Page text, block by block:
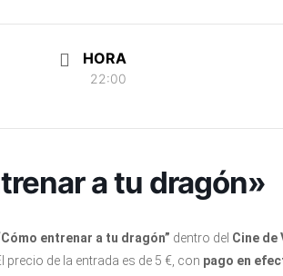
HORA
22:00
a tu dragón»
entrenar a tu dragón” dentro del Cine de
precio de la entrada es de 5 €, con pago en